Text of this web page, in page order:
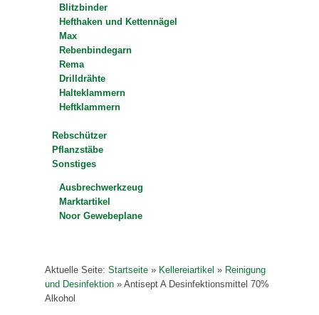
Blitzbinder
Hefthaken und Kettennägel
Max
Rebenbindegarn
Rema
Drilldrähte
Halteklammern
Heftklammern
Rebschützer
Pflanzstäbe
Sonstiges
Ausbrechwerkzeug
Marktartikel
Noor Gewebeplane
Aktuelle Seite:Startseite » Kellereiartikel » Reinigung
und Desinfektion »Antisept A Desinfektionsmittel 70%
Alkohol